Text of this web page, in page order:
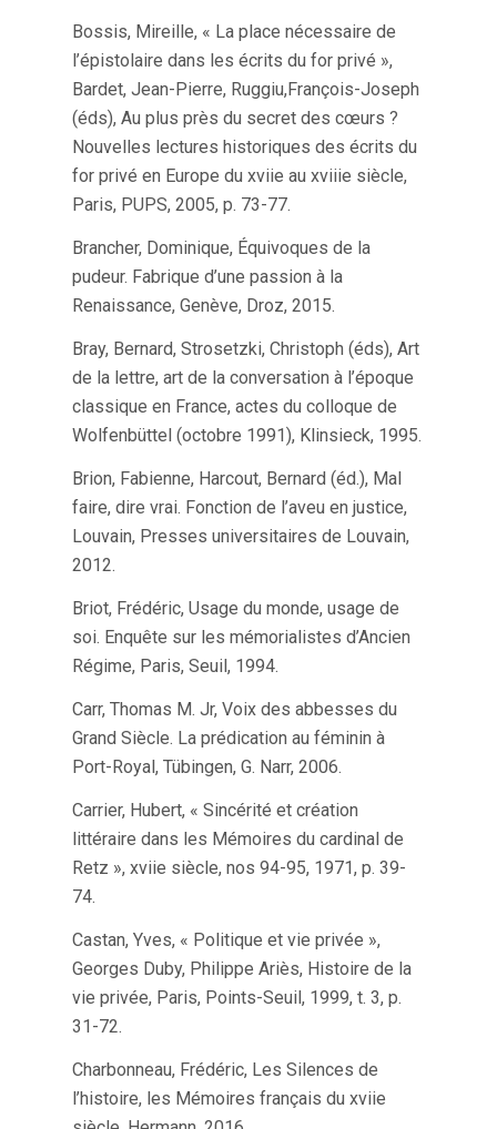
Bossis, Mireille, « La place nécessaire de
l’épistolaire dans les écrits du for privé »,
Bardet, Jean-Pierre, Ruggiu,François-Joseph
(éds), Au plus près du secret des cœurs ?
Nouvelles lectures historiques des écrits du
for privé en Europe du xviie au xviiie siècle,
Paris, PUPS, 2005, p. 73-77.
Brancher, Dominique, Équivoques de la
pudeur. Fabrique d’une passion à la
Renaissance, Genève, Droz, 2015.
Bray, Bernard, Strosetzki, Christoph (éds), Art
de la lettre, art de la conversation à l’époque
classique en France, actes du colloque de
Wolfenbüttel (octobre 1991), Klinsieck, 1995.
Brion, Fabienne, Harcout, Bernard (éd.), Mal
faire, dire vrai. Fonction de l’aveu en justice,
Louvain, Presses universitaires de Louvain,
2012.
Briot, Frédéric, Usage du monde, usage de
soi. Enquête sur les mémorialistes d’Ancien
Régime, Paris, Seuil, 1994.
Carr, Thomas M. Jr, Voix des abbesses du
Grand Siècle. La prédication au féminin à
Port-Royal, Tübingen, G. Narr, 2006.
Carrier, Hubert, « Sincérité et création
littéraire dans les Mémoires du cardinal de
Retz », xviie siècle, nos 94-95, 1971, p. 39-
74.
Castan, Yves, « Politique et vie privée »,
Georges Duby, Philippe Ariès, Histoire de la
vie privée, Paris, Points-Seuil, 1999, t. 3, p.
31-72.
Charbonneau, Frédéric, Les Silences de
l’histoire, les Mémoires français du xviie